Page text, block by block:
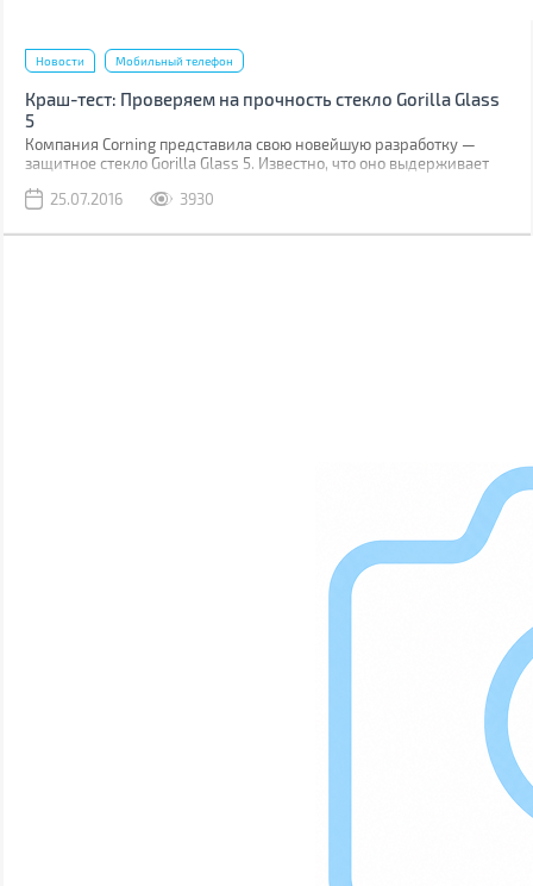
Новости Мобильный телефон
Краш-тест: Проверяем на прочность стекло Gorilla Glass
5
Компания Corning представила свою новейшую разработку —
защитное стекло Gorilla Glass 5. Известно, что оно выдерживает
Как правило, большинство из них происходит при фотосессиях
25.07.2016 3930